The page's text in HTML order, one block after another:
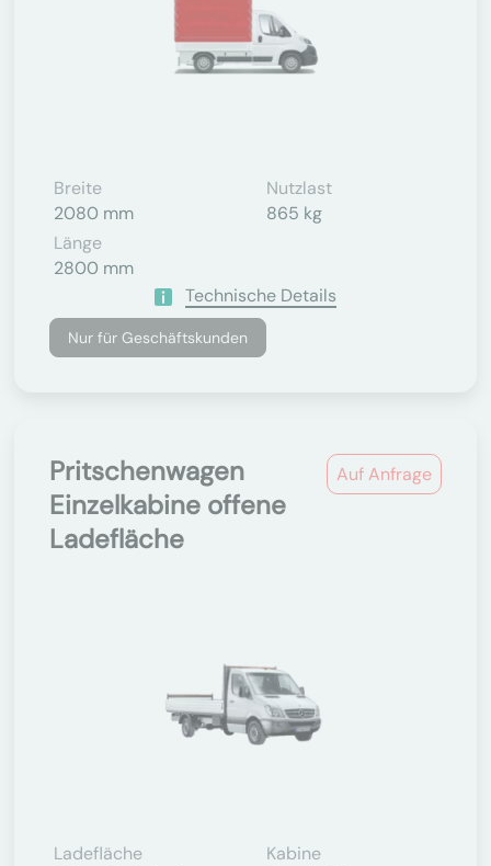
Breite
2080 mm
Nutzlast
865 kg
Länge
2800 mm
Technische Details
Nur für Geschäftskunden
Auf Anfrage
Pritschenwagen
Einzelkabine offene
Ladefläche
Ladefläche
Kabine